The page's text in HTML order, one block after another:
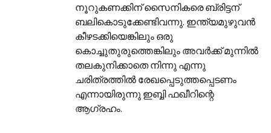
നൂറുകണക്കിന് സൈനികരെ ബ്രിട്ടന്
ബലികൊടുക്കേണ്ടിവന്നു. ഇന്ത്യമുഴുവന്‍
കീഴടക്കിയെങ്കിലും ഒരു
കൊച്ചുതുരുത്തെങ്കിലും അവര്‍ക്ക് മുന്നില്‍
തലകുനിക്കാതെ നിന്നു എന്നു
ചരിത്രത്തില്‍ രേഖപ്പെടുത്തപ്പെടണം
എന്നായിരുന്നു ഇബ്ബി ഫഖീറിന്റെ
ആഗ്രഹം.